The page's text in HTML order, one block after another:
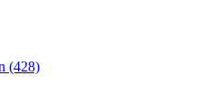
(428)